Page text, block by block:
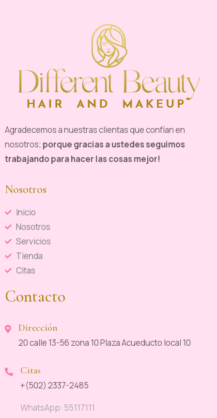
Agradecemos a nuestras clientas que confían en
nosotros; porque gracias a ustedes seguimos
trabajando para hacer las cosas mejor!
Nosotros
Inicio
Nosotros
Servicios
Tienda
Citas
Contacto
Dirección
20 calle 13-56 zona 10 Plaza Acueducto local 10
Citas
+(502) 2337-2485
WhatsApp: 55117111